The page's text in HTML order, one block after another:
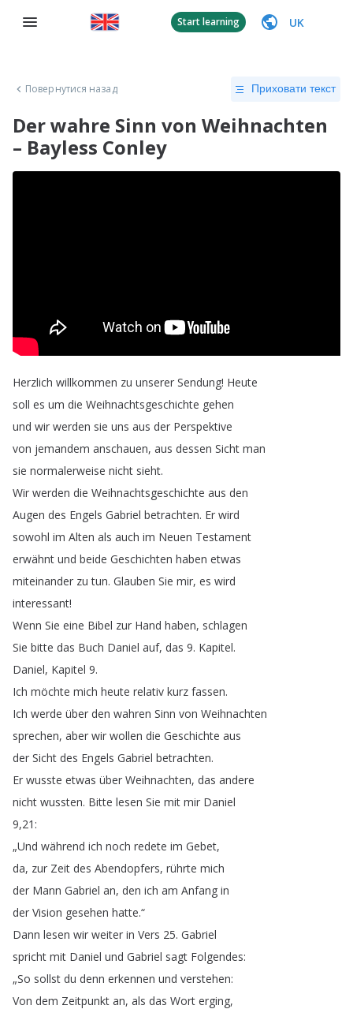
Start learning UK
Повернутися назад Приховати текст
Der wahre Sinn von Weihnachten
– Bayless Conley
Herzlich willkommen zu unserer Sendung! Heute
soll es um die Weihnachtsgeschichte gehen
und wir werden sie uns aus der Perspektive
von jemandem anschauen, aus dessen Sicht man
sie normalerweise nicht sieht.
Wir werden die Weihnachtsgeschichte aus den
Augen des Engels Gabriel betrachten. Er wird
sowohl im Alten als auch im Neuen Testament
erwähnt und beide Geschichten haben etwas
miteinander zu tun. Glauben Sie mir, es wird
interessant!
Wenn Sie eine Bibel zur Hand haben, schlagen
Sie bitte das Buch Daniel auf, das 9. Kapitel.
Daniel, Kapitel 9.
Ich möchte mich heute relativ kurz fassen.
Ich werde über den wahren Sinn von Weihnachten
sprechen, aber wir wollen die Geschichte aus
der Sicht des Engels Gabriel betrachten.
Er wusste etwas über Weihnachten, das andere
nicht wussten. Bitte lesen Sie mit mir Daniel
9,21:
„Und während ich noch redete im Gebet,
da, zur Zeit des Abendopfers, rührte mich
der Mann Gabriel an, den ich am Anfang in
der Vision gesehen hatte.“
Dann lesen wir weiter in Vers 25. Gabriel
spricht mit Daniel und Gabriel sagt Folgendes:
„So sollst du denn erkennen und verstehen:
Von dem Zeitpunkt an, als das Wort erging,